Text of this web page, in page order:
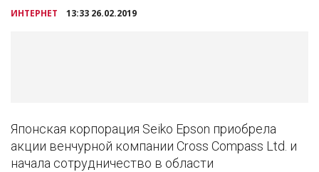
ИНТЕРНЕТ 13:33 26.02.2019
Японская корпорация Seiko Epson приобрела
акции венчурной компании Cross Compass Ltd. и
начала сотрудничество в области